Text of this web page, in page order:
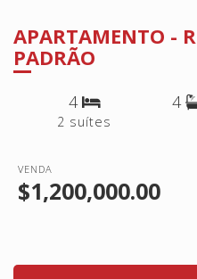
APARTAMENTO -
PADRÃO
4
2 suítes
4
VENDA
$1,200,000.00